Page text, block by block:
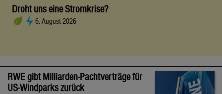
Droht uns eine Stromkrise?
6. August 2026
RWE gibt Milliarden-Pachtverträge für
US-Windparks zurück